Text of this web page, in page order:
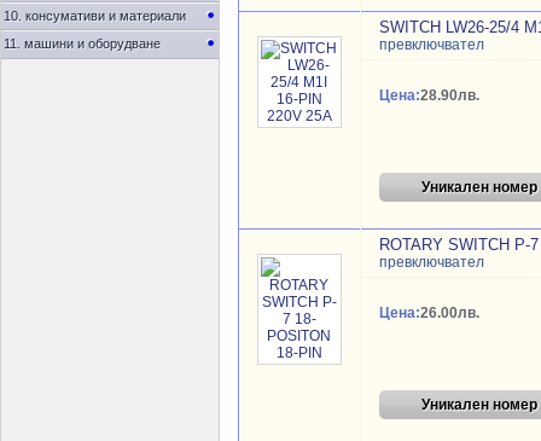
10. консумативи и материали
11. машини и оборудване
SWITCH LW26-25/4
превключвател
Цена:28.90лв.
Уникален номер
ROTARY SWITCH P-
превключвател
Цена:26.00лв.
Уникален номер